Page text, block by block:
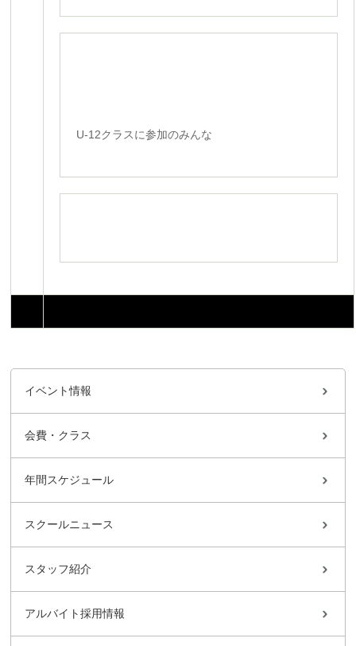
U-12クラスに参加のみんな
イベント情報
会費・クラス
年間スケジュール
スクールニュース
スタッフ紹介
アルバイト採用情報